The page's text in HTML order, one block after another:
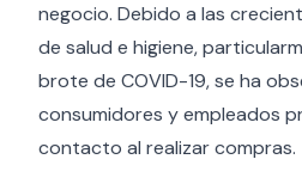
negocio. Debido a las
de salud e higiene,
brote de COVID-19, se ha
consumidores y empleados
contacto al realizar compras.